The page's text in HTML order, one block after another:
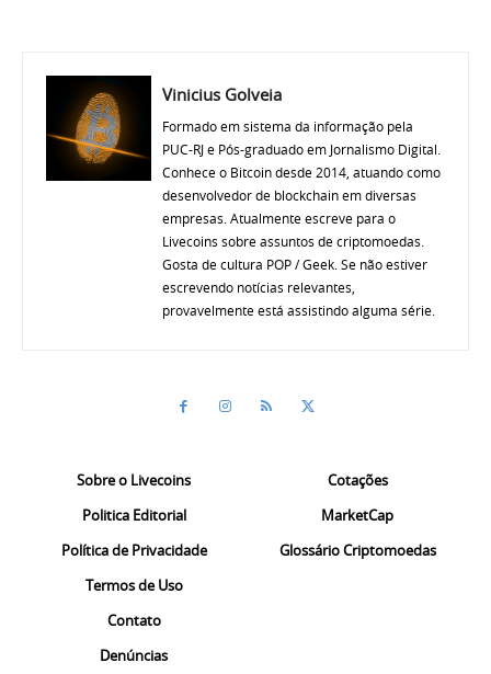
Vinicius Golveia
Formado em sistema da informação pela
PUC-RJ e Pós-graduado em Jornalismo Digital.
Conhece o Bitcoin desde 2014, atuando como
desenvolvedor de blockchain em diversas
empresas. Atualmente escreve para o
Livecoins sobre assuntos de criptomoedas.
Gosta de cultura POP / Geek. Se não estiver
escrevendo notícias relevantes,
provavelmente está assistindo alguma série.
Sobre o Livecoins
Politica Editorial
Política de Privacidade
Termos de Uso
Contato
Denúncias
Cotações
MarketCap
Glossário Criptomoedas